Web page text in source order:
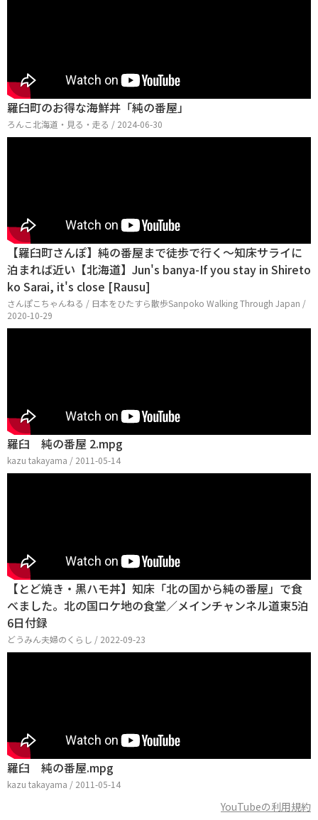
羅臼町のお得な海鮮丼「純の番屋」
ろんこ北海道・見る・走る / 2024-06-30
【羅臼町さんぽ】純の番屋まで徒歩で行く〜知床サライに
泊まれば近い【北海道】Jun's banya-If you stay in Shireto
ko Sarai, it's close [Rausu]
さんぽこちゃんねる / 日本をひたすら散歩Sanpoko Walking Through Japan /
2020-10-29
羅臼 純の番屋 2.mpg
kazu takayama / 2011-05-14
【とど焼き・黒ハモ丼】知床「北の国から純の番屋」で食
べました。北の国ロケ地の食堂／メインチャンネル道東5泊
6日付録
どうみん夫婦のくらし / 2022-09-23
羅臼 純の番屋.mpg
kazu takayama / 2011-05-14
YouTubeの利用規約